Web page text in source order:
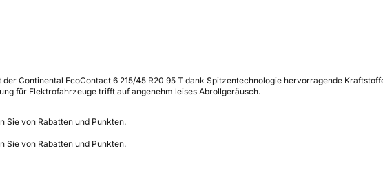
Continental EcoContact 6 215/45 R20 95 T dank Spitzentechnologie hervorragende
für Elektrofahrzeuge trifft auf angenehm leises Abrollgeräusch.
Sie von Rabatten und Punkten.
Sie von Rabatten und Punkten.